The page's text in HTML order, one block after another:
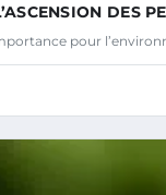
DES
pour